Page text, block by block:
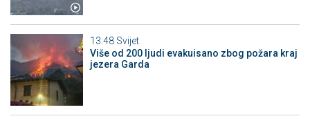
13:48 Svijet
Više od 200 ljudi evakuisano zbog požara kraj
jezera Garda